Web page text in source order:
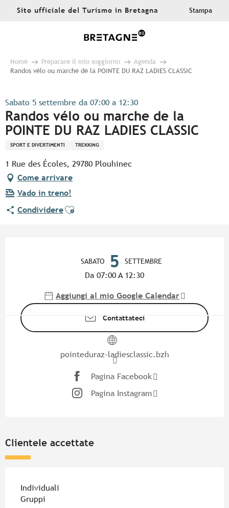
AllerSito ufficiale del Turismo in Bretagna Stampa
Home Preparare il mio soggiorno
Agenda
Randos vélo ou marche de la POINTE DU RAZ LADIES CLASSIC
Sabato 5 settembre da 07:00 a 12:30
Randos vélo ou marche de la
POINTE DU RAZ LADIES CLASSIC
SPORT E DIVERTIMENTI TREKKING
1 Rue des Écoles, 29780 Plouhinec
Come arrivare
Vado in treno!
CondividereAjouter aux favoris
SABATO 5 SETTEMBRE
Da 07:00 A 12:30
Aggiungi al mio Google Calendar
Contattateci
pointeduraz-ladiesclassic.bzh
Pagina Facebook
Pagina Instagram
Clientele accettate
Individuali
Gruppi